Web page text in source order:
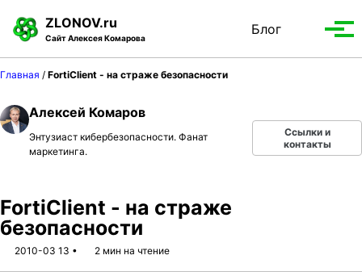
p
o
p
a
r
p
o
c
e
n
p
o
f
e
r
ZLONOV.ru
Сайт Алексея Комарова
Блог
Toggle
Главная / FortiClient - на страже безопасности
Алексей Комаров
Энтузиаст кибербезопасности. Фанат
маркетинга.
Ссылки и
контакты
FortiClient - на страже
безопасности
2010-03 13 2 мин на чтение